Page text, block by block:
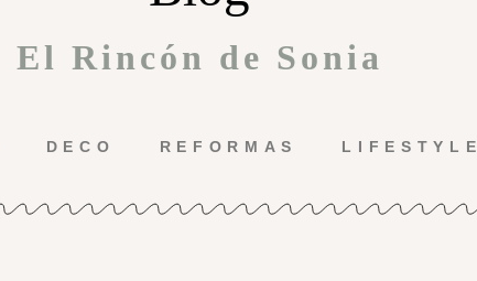
El Rincón de Sonia
DECO REFORMAS LIFESTYLE